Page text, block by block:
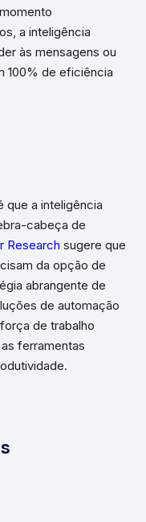
a inteligência
às mensagens ou
100% de eficiência
que a inteligência
cabeça de
Research sugere que
da opção de
abrangente de
de automação
de trabalho
ferramentas